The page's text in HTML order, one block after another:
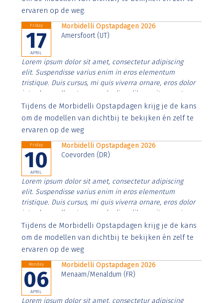
ervaren op de weg.
Friday
17
APRIL
Morbidelli Opstapdagen 2026
Amersfoort (UT)
Lorem ipsum dolor sit amet, consectetur adipiscing
elit. Suspendisse varius enim in eros elementum
tristique. Duis cursus, mi quis viverra ornare, eros dolor
interdum nulla, ut commodo diam libero vitae erat.
Aenean faucibus nibh et justo cursus id rutrum lorem
imperdiet. Nunc ut sem vitae risus tristique posuere.
Tijdens de Morbidelli Opstapdagen krijg je de kans
om de modellen van dichtbij te bekijken én zelf te
ervaren op de weg
Friday
10
APRIL
Morbidelli Opstapdagen 2026
Coevorden (DR)
Lorem ipsum dolor sit amet, consectetur adipiscing
elit. Suspendisse varius enim in eros elementum
tristique. Duis cursus, mi quis viverra ornare, eros dolor
interdum nulla, ut commodo diam libero vitae erat.
Aenean faucibus nibh et justo cursus id rutrum lorem
imperdiet. Nunc ut sem vitae risus tristique posuere.
Tijdens de Morbidelli Opstapdagen krijg je de kans
om de modellen van dichtbij te bekijken én zelf te
ervaren op de weg
Monday
06
APRIL
Morbidelli Opstapdagen 2026
Menaam/Menaldum (FR)
Lorem ipsum dolor sit amet, consectetur adipiscing